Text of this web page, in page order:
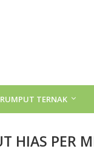
TERNAK
HIAS PER